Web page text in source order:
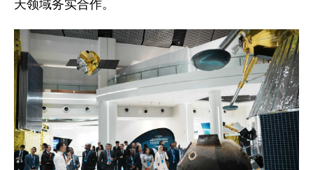
天领域务实合作。